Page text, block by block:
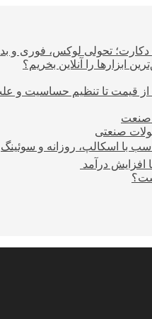
دکارت؛ تحولی لوکس، فوری و
ابزارها را آنلاین بخریم؟
قیمت تا تنظیم حساسیت و
صنعت
صنعتی
با اسکالپ، روزانه و سوئینگ